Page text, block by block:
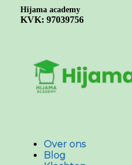
Hijama academy
KVK: 97039756
Over ons
Blog